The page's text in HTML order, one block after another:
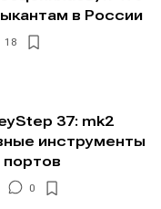
в России
18
37: mk2
инструменты
0